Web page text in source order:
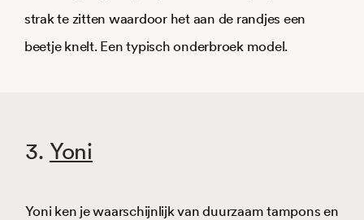
strak te zitten waardoor het aan de randjes een
beetje knelt. Een typisch onderbroek model.
3. Yoni
Yoni ken je waarschijnlijk van duurzaam tampons en